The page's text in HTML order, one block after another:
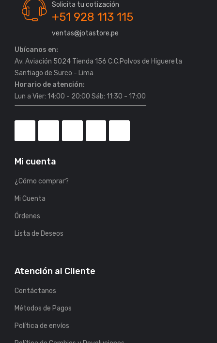
Solicita tu cotización
+51 928 113 115
ventas@jotastore.pe
Ubícanos en:
Av. Aviación 5024 Tienda 156 C.C.Polvos de Higuereta
Horario de atención:
Lun a Vier: 14:00 - 20:00 Sáb: 11:30 - 17:00
Mi cuenta
¿Cómo comprar?
Mi Cuenta
Órdenes
Lista de Deseos
Atención al Cliente
Contáctanos
Métodos de Pagos
Política de envíos